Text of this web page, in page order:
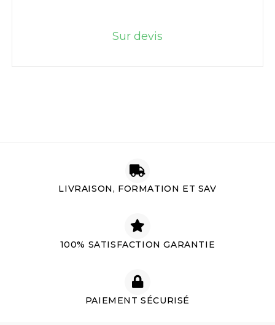
Sur devis
LIVRAISON, FORMATION ET SAV
100% SATISFACTION GARANTIE
PAIEMENT SÉCURISÉ